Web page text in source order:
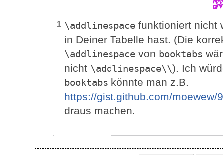
1 \addlinespace funktioniert nicht
in Deiner Tabelle hast. (Die
\addlinespace von booktabs
nicht \addlinespace\\). Ich
booktabs könnte man z.B.
https://gist.github.com/moewew/
draus machen.